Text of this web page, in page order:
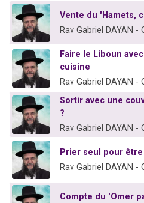
Vente du 'Hamets,
Rav Gabriel DAYAN -
Faire le Liboun
cuisine
Rav Gabriel DAYAN -
Sortir avec une
?
Rav Gabriel DAYAN -
Prier seul pour
Rav Gabriel DAYAN -
Compte du 'Omer